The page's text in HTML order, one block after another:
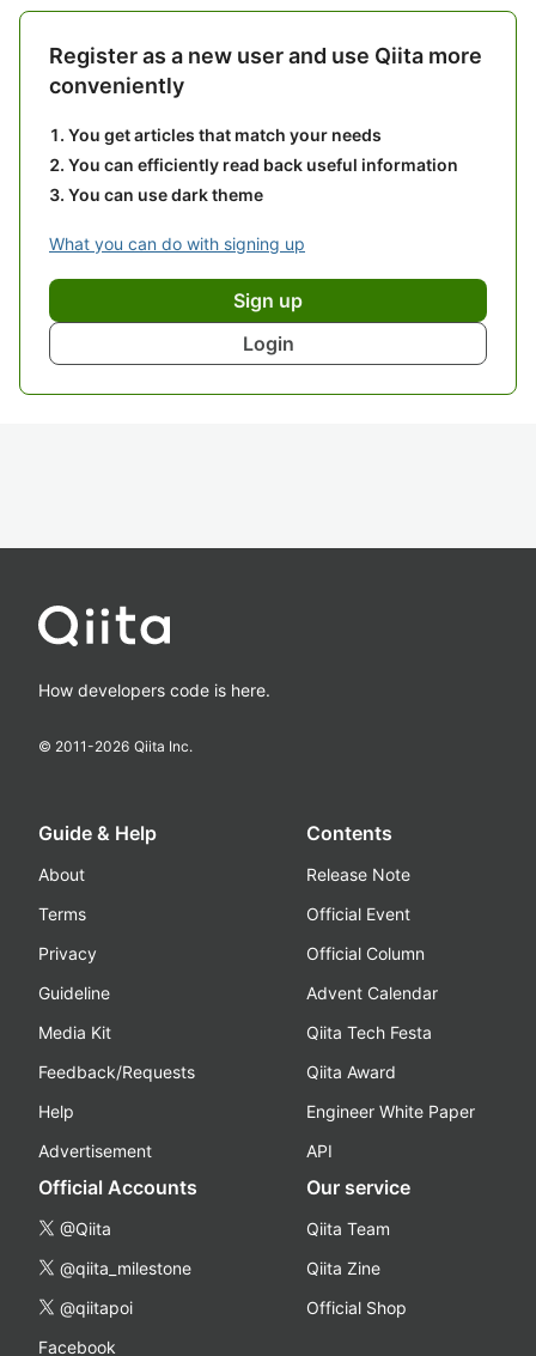
Register as a new user and use Qiita more
conveniently
You get articles that match your needs
You can efficiently read back useful information
You can use dark theme
What you can do with signing up
Sign up
Login
How developers code is here.
© 2011-2026 Qiita Inc.
Guide & Help
About
Terms
Privacy
Guideline
Media Kit
Feedback/Requests
Help
Advertisement
Contents
Release Note
Official Event
Official Column
Advent Calendar
Qiita Tech Festa
Qiita Award
Engineer White Paper
API
Official Accounts
@Qiita
@qiita_milestone
@qiitapoi
Facebook
Our service
Qiita Team
Qiita Zine
Official Shop